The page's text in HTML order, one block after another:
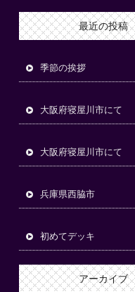
最近の投稿
季節の挨拶
大阪府寝屋川市にて
大阪府寝屋川市にて
兵庫県西脇市
初めてデッキ
アーカイブ